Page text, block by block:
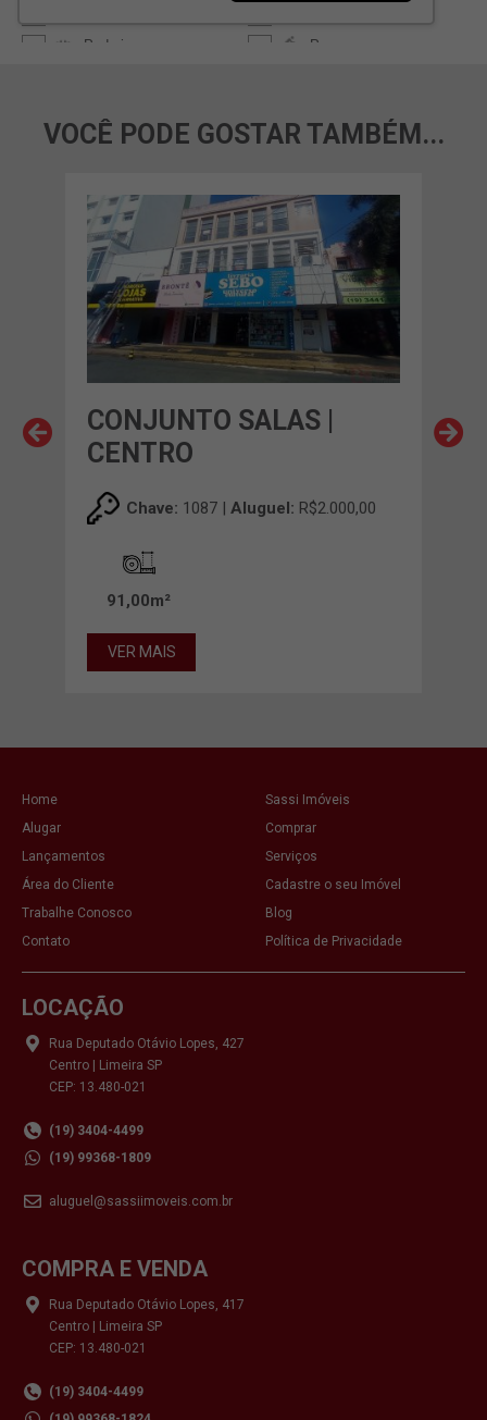
VOCÊ PODE GOSTAR TAMBÉM...
CONJUNTO SALAS |
CENTRO
Chave: 1087 | Aluguel: R$2.000,00
91,00m²
VER MAIS
Home
Sassi Imóveis
Alugar
Comprar
Lançamentos
Serviços
Área do Cliente
Cadastre o seu Imóvel
Trabalhe Conosco
Blog
Contato
Política de Privacidade
LOCAÇÃO
Rua Deputado Otávio Lopes, 427
Centro | Limeira SP
CEP: 13.480-021
(19) 3404-4499
(19) 99368-1809
aluguel@sassiimoveis.com.br
COMPRA E VENDA
Rua Deputado Otávio Lopes, 417
Centro | Limeira SP
CEP: 13.480-021
(19) 3404-4499